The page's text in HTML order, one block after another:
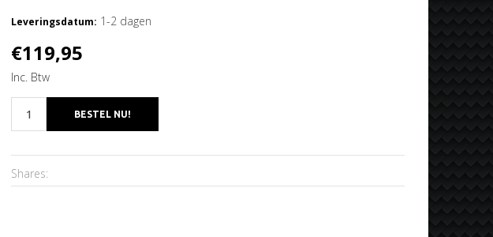
Leveringsdatum: 1-2 dagen
€119,95
Inc. Btw
Shares: